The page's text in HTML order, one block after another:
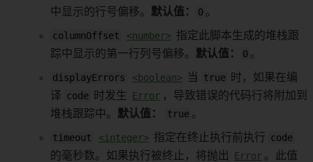
中显示的行号偏移。 默认值： 0 。
columnOffset <number> 指定此脚本生成的堆栈跟
踪中显示的第一行列号偏移。 默认值： 0 。
displayErrors <boolean> 当 true
时，如果在编
译 code 时发生 Error ，导致错误的代码行将附加到
堆栈跟踪中。 默认值： true 。
timeout <integer> 指定在终止执行前执行 code
的毫秒数。如果执行被终止，将抛出
Error 。此值